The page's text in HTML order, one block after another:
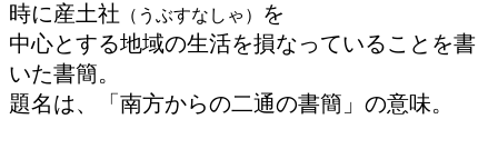
時に産土社 （うぶすなしゃ）
を
中心とする地域の生活を損なっていることを書
いた書簡。
題名は、「南方からの二通の書簡」の意味。